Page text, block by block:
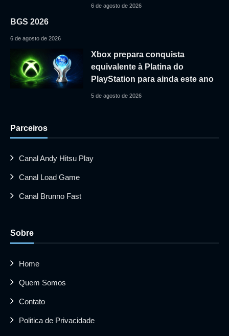
6 de agosto de 2026
BGS 2026
6 de agosto de 2026
Xbox prepara conquista
equivalente à Platina do
PlayStation para ainda este ano
5 de agosto de 2026
Parceiros
Canal Andy Hitsu Play
Canal Load Game
Canal Brunno Fast
Sobre
Home
Quem Somos
Contato
Politica de Privacidade